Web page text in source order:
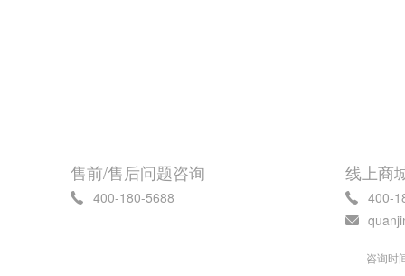
售前/售后问题咨询
400-180-5688
线上商
400-
咨询时